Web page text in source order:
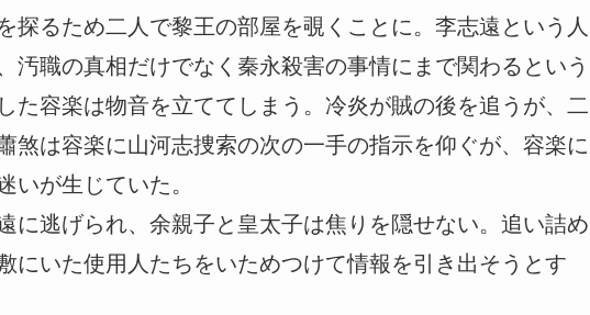
探るため二人で黎王の部屋を覗くことに。李志遠という人
汚職の真相だけでなく秦永殺害の事情にまで関わるという
た容楽は物音を立ててしまう。冷炎が賊の後を追うが、二
煞は容楽に山河志捜索の次の一手の指示を仰ぐが、容楽に
いが生じていた。
に逃げられ、余親子と皇太子は焦りを隠せない。追い詰め
にいた使用人たちをいためつけて情報を引き出そうとす